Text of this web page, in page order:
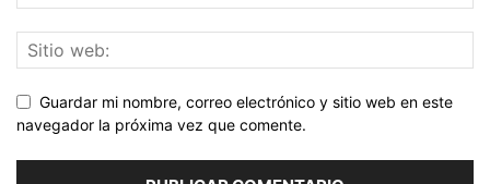
Guardar mi nombre, correo electrónico y sitio web en este
navegador la próxima vez que comente.